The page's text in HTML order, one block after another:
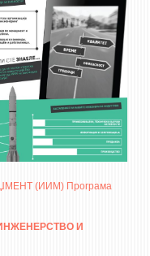
(ИИМ) Програма
И